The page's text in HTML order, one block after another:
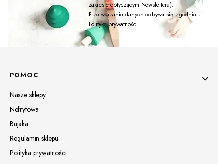
zakresie dotyczącym Newslettera).
Przetwarzanie danych odbywa się zgodnie z
Polityką prywatności.
Linki w stopce
POMOC
Nasze sklepy
Nefrytowa
Bujaka
Regulamin sklepu
Polityka prywatności